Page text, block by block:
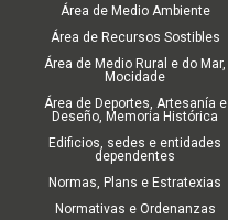
Área de Medio Ambiente
Área de Recursos Sostibles
Área de Medio Rural e do Mar,
Mocidade
Área de Deportes, Artesanía e
Deseño, Memoria Histórica
Edificios, sedes e entidades
dependentes
Normas, Plans e Estratexias
Normativas e Ordenanzas